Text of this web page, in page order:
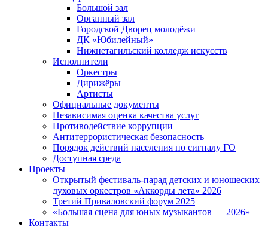
Большой зал
Органный зал
Городской Дворец молодёжи
ДК «Юбилейный»
Нижнетагильский колледж искусств
Исполнители
Оркестры
Дирижёры
Артисты
Официальные документы
Независимая оценка качества услуг
Противодействие коррупции
Антитеррористическая безопасность
Порядок действий населения по сигналу ГО
Доступная среда
Проекты
Открытый фестиваль-парад детских и юношеских
духовых оркестров «Аккорды лета» 2026
Третий Приваловский форум 2025
«Большая сцена для юных музыкантов — 2026»
Контакты